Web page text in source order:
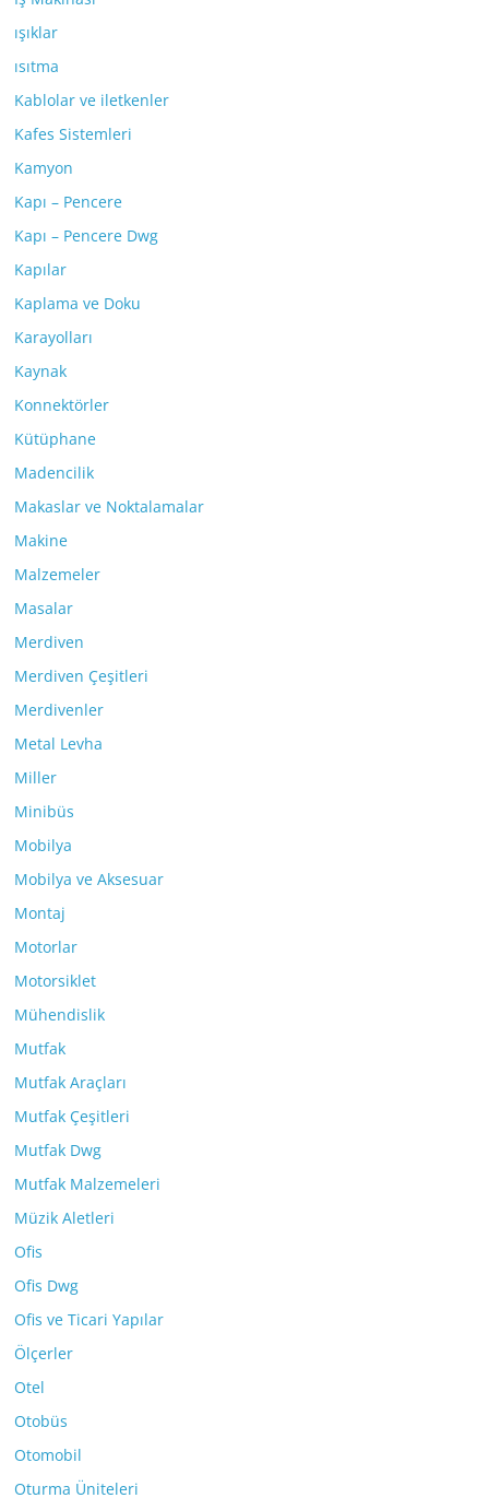
ışıklar
ısıtma
Kablolar ve iletkenler
Kafes Sistemleri
Kamyon
Kapı – Pencere
Kapı – Pencere Dwg
Kapılar
Kaplama ve Doku
Karayolları
Kaynak
Konnektörler
Kütüphane
Madencilik
Makaslar ve Noktalamalar
Makine
Malzemeler
Masalar
Merdiven
Merdiven Çeşitleri
Merdivenler
Metal Levha
Miller
Minibüs
Mobilya
Mobilya ve Aksesuar
Montaj
Motorlar
Motorsiklet
Mühendislik
Mutfak
Mutfak Araçları
Mutfak Çeşitleri
Mutfak Dwg
Mutfak Malzemeleri
Müzik Aletleri
Ofis
Ofis Dwg
Ofis ve Ticari Yapılar
Ölçerler
Otel
Otobüs
Otomobil
Oturma Üniteleri